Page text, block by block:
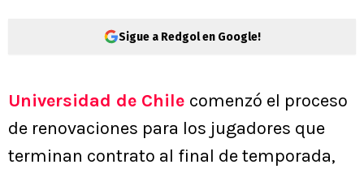
Sigue a Redgol en Google!
Universidad de Chile comenzó el proceso
de renovaciones para los jugadores que
terminan contrato al final de temporada,